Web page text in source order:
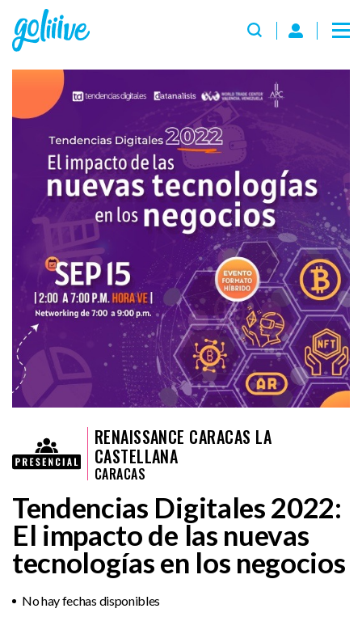
RENAISSANCE CARACAS LA
CASTELLANA
CARACAS
Tendencias Digitales 2022:
El impacto de las nuevas
tecnologías en los negocios
No hay fechas disponibles